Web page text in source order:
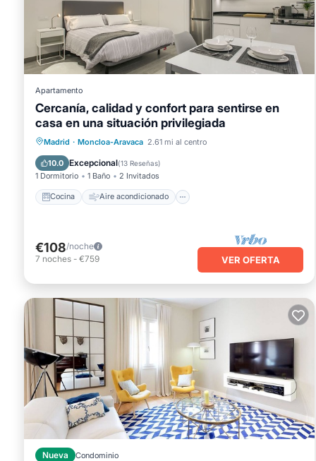
Este LUXURY DUPLEX PENTHOUSE ROYALPALACE en
a continuación. Tenga en cuenta que estos detalles fueron
PENTHOUSE ROYALPALACE". Confiamos únicamente en
preocupación sobre el información o precisión que
Número de licencia : VT6454
Apartamento
Cercanía, calidad y confort para sentirse en
casa en una situación privilegiada
Madrid · Moncloa-Aravaca 2.61 mi al centro
10.0 Excepcional(13 Reseñas)
1 Dormitorio 1 Baño 2 Invitados
Cocina Aire acondicionado
Cocina Aire acondicionado
Apto para niños
€108/noche
7 noches - €759 VER OFERTA
Nueva Condominio